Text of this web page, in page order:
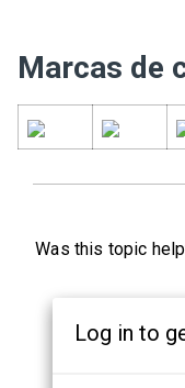
Marcas de
Was this topic
Log in to